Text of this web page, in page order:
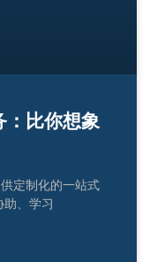
：比你想象
定制化的一站式
、学习